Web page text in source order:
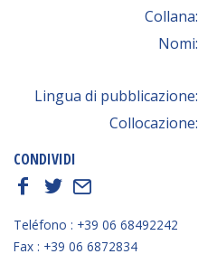
Collana:
Nomi:
Lingua di pubblicazione:
Collocazione:
CONDIVIDI
f
t E
Teléfono : +39 06 68492242
Fax : +39 06 6872834